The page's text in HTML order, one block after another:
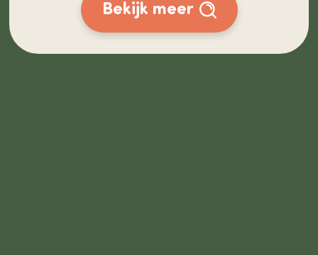
Bekijk meer